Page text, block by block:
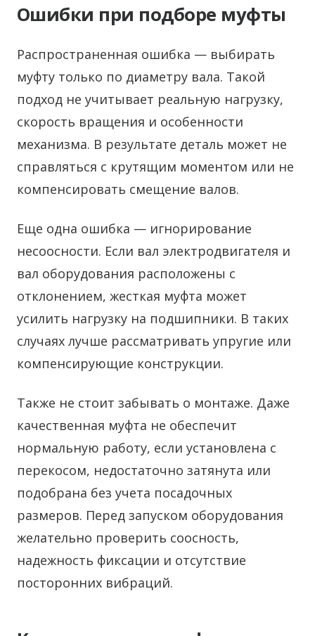
Ошибки при подборе муфты
Распространенная ошибка — выбирать
муфту только по диаметру вала. Такой
подход не учитывает реальную нагрузку,
скорость вращения и особенности
механизма. В результате деталь может не
справляться с крутящим моментом или не
компенсировать смещение валов.
Еще одна ошибка — игнорирование
несоосности. Если вал электродвигателя и
вал оборудования расположены с
отклонением, жесткая муфта может
усилить нагрузку на подшипники. В таких
случаях лучше рассматривать упругие или
компенсирующие конструкции.
Также не стоит забывать о монтаже. Даже
качественная муфта не обеспечит
нормальную работу, если установлена с
перекосом, недостаточно затянута или
подобрана без учета посадочных
размеров. Перед запуском оборудования
желательно проверить соосность,
надежность фиксации и отсутствие
посторонних вибраций.